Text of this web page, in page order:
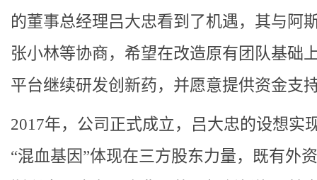
的董事总经理吕大忠看到了机遇，其与阿
张小林等协商，希望在改造原有团队基础
平台继续研发创新药，并愿意提供资金支
2017年，公司正式成立，吕大忠的设想实
“混血基因”体现在三方股东力量，既有外